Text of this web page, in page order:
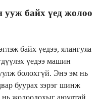
ууж байх үед жолоо
байх үедээ, ялангуяа
үедээ машин
болохгүй. Энэ эм нь
буурах зэрэг шинж